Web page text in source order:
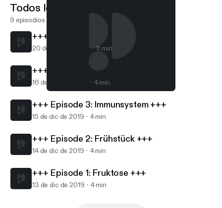
FOODFORUM - Der Podcast
Todos los episodios
9 episodios
+++ Episode 5: Gesunder Darm +++
20 de nov de 2020 11 min
+++ Episode 4: Brainfood +++
16 de nov de 2020 4 min
+++ Episode 3: Immunsystem +++
15 de dic de 2019 4 min
+++ Episode 2: Frühstück +++
14 de dic de 2019 4 min
+++ Episode 1: Fruktose +++
13 de dic de 2019 4 min